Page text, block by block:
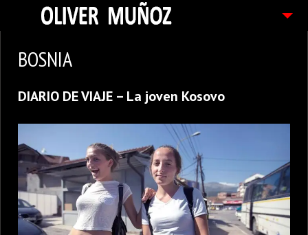
FOTOGRAFIAS
CONTACTO
BOSNIA
DIARIO DE VIAJE – La joven Kosovo